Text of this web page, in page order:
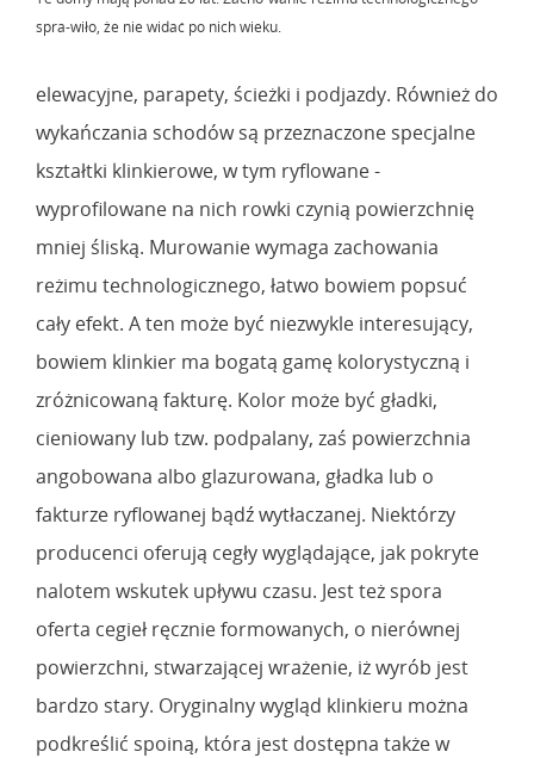
spra-wiło, że nie widać po nich wieku.
elewacyjne, parapety, ścieżki i podjazdy. Również do
wykańczania schodów są przeznaczone specjalne
kształtki klinkierowe, w tym ryflowane -
wyprofilowane na nich rowki czynią powierzchnię
mniej śliską. Murowanie wymaga zachowania
reżimu technologicznego, łatwo bowiem popsuć
cały efekt. A ten może być niezwykle interesujący,
bowiem klinkier ma bogatą gamę kolorystyczną i
zróżnicowaną fakturę. Kolor może być gładki,
cieniowany lub tzw. podpalany, zaś powierzchnia
angobowana albo glazurowana, gładka lub o
fakturze ryflowanej bądź wytłaczanej. Niektórzy
producenci oferują cegły wyglądające, jak pokryte
nalotem wskutek upływu czasu. Jest też spora
oferta cegieł ręcznie formowanych, o nierównej
powierzchni, stwarzającej wrażenie, iż wyrób jest
bardzo stary. Oryginalny wygląd klinkieru można
podkreślić spoiną, która jest dostępna także w